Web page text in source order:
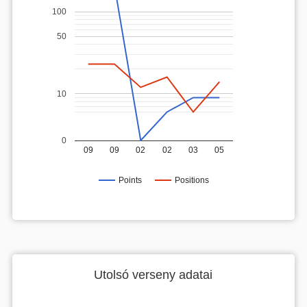
Points Positions
09 09 02 02 03 05
0
10
50
100
Utolsó verseny adatai